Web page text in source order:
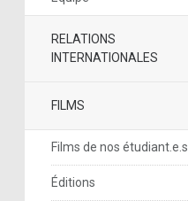
RELATIONS
INTERNATIONALES
FILMS
Films de nos étudiant.e.s
Éditions